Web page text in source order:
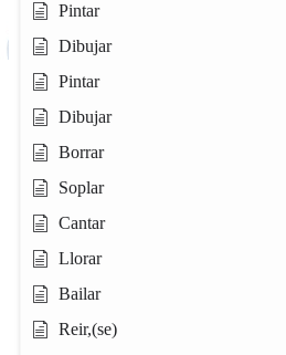
Pintar
Dibujar
Pintar
Dibujar
Borrar
Soplar
Cantar
Llorar
Bailar
Reir,(se)